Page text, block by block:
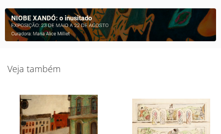
Veja também